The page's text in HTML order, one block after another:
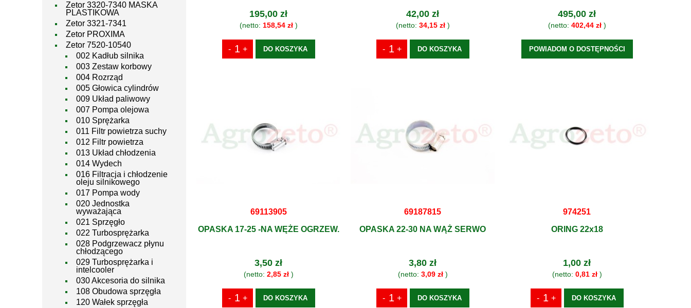
Zetor 3320-7340 MASKA
PLASTIKOWA
Zetor 3321-7341
Zetor PROXIMA
Zetor 7520-10540
002 Kadłub silnika
003 Zestaw korbowy
004 Rozrząd
005 Głowica cylindrów
009 Układ paliwowy
007 Pompa olejowa
010 Sprężarka
011 Filtr powietrza suchy
012 Filtr powietrza
013 Układ chłodzenia
014 Wydech
016 Filtracja i chłodzenie
oleju silnikowego
017 Pompa wody
020 Jednostka
wyważająca
021 Sprzęgło
022 Turbosprężarka
028 Podgrzewacz płynu
chłodzącego
029 Turbosprężarka i
intelcooler
030 Akcesoria do silnika
108 Obudowa sprzęgła
120 Wałek sprzęgła
195,00 zł
(netto: 158,54 zł)
DO KOSZYKA
42,00 zł
(netto: 34,15 zł)
DO KOSZYKA
495,00 zł
(netto: 402,44 zł)
POWIADOM O DOSTĘPNOŚCI
69113905
OPASKA 17-25 -NA WĘŻE OGRZEW.
3,50 zł
(netto: 2,85 zł)
DO KOSZYKA
69187815
OPASKA 22-30 NA WĄŻ SERWO
3,80 zł
(netto: 3,09 zł)
DO KOSZYKA
974251
ORING 22x18
1,00 zł
(netto: 0,81 zł)
DO KOSZYKA